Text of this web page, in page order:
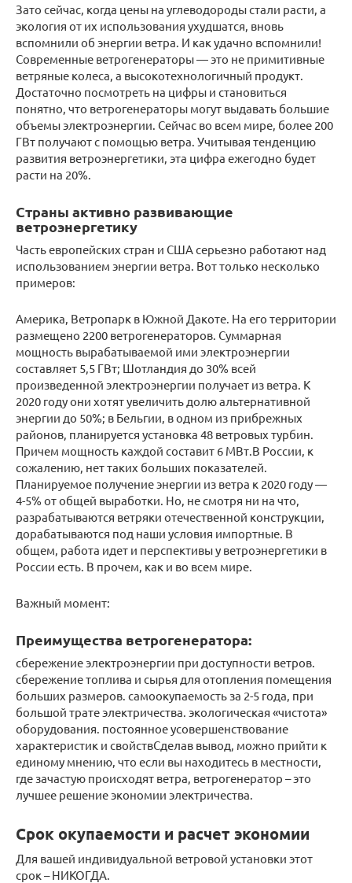
Зато сейчас, когда цены на углеводороды стали расти, а
экология от их использования ухудшатся, вновь
вспомнили об энергии ветра. И как удачно вспомнили!
Современные ветрогенераторы — это не примитивные
ветряные колеса, а высокотехнологичный продукт.
Достаточно посмотреть на цифры и становиться
понятно, что ветрогенераторы могут выдавать большие
объемы электроэнергии. Сейчас во всем мире, более 200
ГВт получают с помощью ветра. Учитывая тенденцию
развития ветроэнергетики, эта цифра ежегодно будет
расти на 20%.
Страны активно развивающие
ветроэнергетику
Часть европейских стран и США серьезно работают над
использованием энергии ветра. Вот только несколько
примеров:
Америка, Ветропарк в Южной Дакоте. На его территории
размещено 2200 ветрогенераторов. Суммарная
мощность вырабатываемой ими электроэнергии
составляет 5,5 ГВт; Шотландия до 30% всей
произведенной электроэнергии получает из ветра. К
2020 году они хотят увеличить долю альтернативной
энергии до 50%; в Бельгии, в одном из прибрежных
районов, планируется установка 48 ветровых турбин.
Причем мощность каждой составит 6 МВт.В России, к
сожалению, нет таких больших показателей.
Планируемое получение энергии из ветра к 2020 году —
4-5% от общей выработки. Но, не смотря ни на что,
разрабатываются ветряки отечественной конструкции,
дорабатываются под наши условия импортные. В
общем, работа идет и перспективы у ветроэнергетики в
России есть. В прочем, как и во всем мире.
Важный момент:
Преимущества ветрогенератора:
сбережение электроэнергии при доступности ветров.
сбережение топлива и сырья для отопления помещения
больших размеров. самоокупаемость за 2-5 года, при
большой трате электричества. экологическая «чистота»
оборудования. постоянное усовершенствование
характеристик и свойствСделав вывод, можно прийти к
единому мнению, что если вы находитесь в местности,
где зачастую происходят ветра, ветрогенератор – это
лучшее решение экономии электричества.
Срок окупаемости и расчет экономии
Для вашей индивидуальной ветровой установки этот
срок – НИКОГДА.